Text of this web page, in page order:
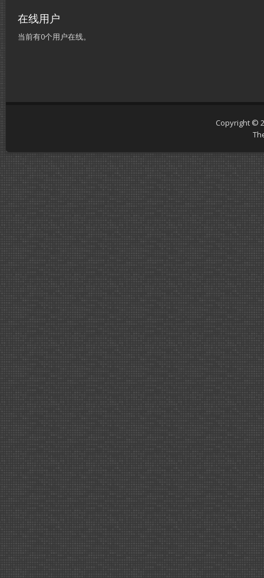
在线用户
当前有0个用户在线。
Copyright ©